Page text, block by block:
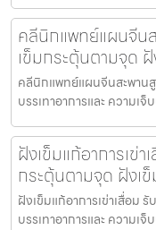
คลีนิกแพทย์แผนจีน
เข็มกระตุ้นตามจุด
คลีนิกแพทย์แผนจีนสะพาน
บรรเทาอาการและ ความ
ฝังเข็มแก้อาการเข่
กระตุ้นตามจุด ฝังเ
ฝังเข็มแก้อาการเข่าเสื่อม
บรรเทาอาการและ ความเ